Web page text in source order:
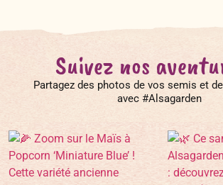
Suivez nos
Partagez des photos de vos semis et
avec #Alsagarden